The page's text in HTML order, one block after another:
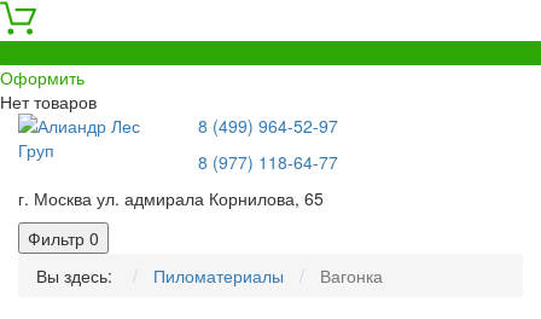
Оформить
Нет товаров
8 (499) 964-52-97
8 (977) 118-64-77
г. Москва ул. адмирала Корнилова, 65
Фильтр 0
Вы здесь:
Пиломатериалы Вагонка